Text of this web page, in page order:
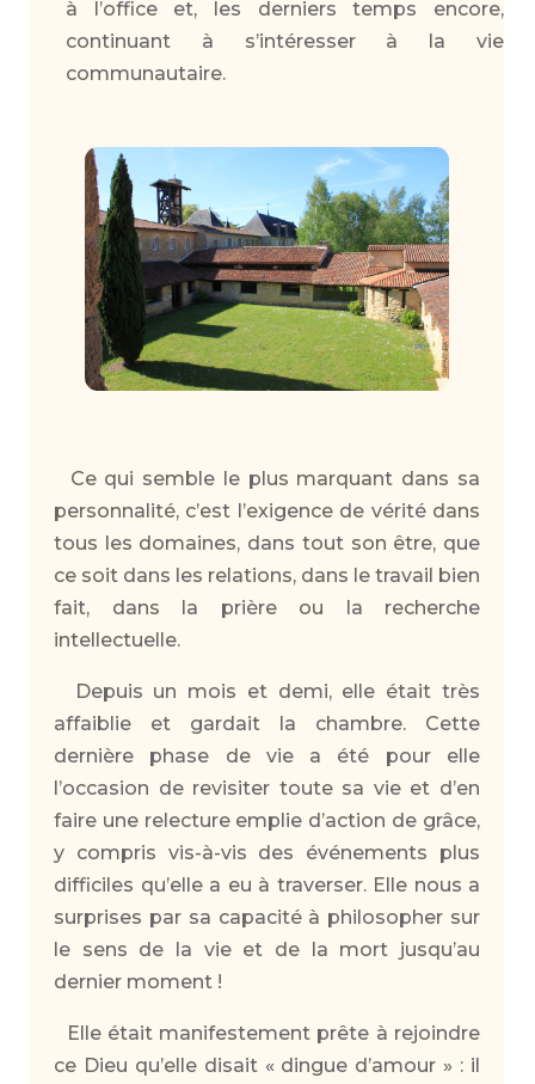
à l’office et, les derniers temps encore,
continuant à s’intéresser à la vie
communautaire.
Ce qui semble le plus marquant dans sa
personnalité, c’est l’exigence de vérité dans
tous les domaines, dans tout son être, que
ce soit dans les relations, dans le travail bien
fait, dans la prière ou la recherche
intellectuelle.
Depuis un mois et demi, elle était très
affaiblie et gardait la chambre. Cette
dernière phase de vie a été pour elle
l’occasion de revisiter toute sa vie et d’en
faire une relecture emplie d’action de grâce,
y compris vis-à-vis des événements plus
difficiles qu’elle a eu à traverser. Elle nous a
surprises par sa capacité à philosopher sur
le sens de la vie et de la mort jusqu’au
dernier moment !
Elle était manifestement prête à rejoindre
ce Dieu qu’elle disait « dingue d’amour » : il